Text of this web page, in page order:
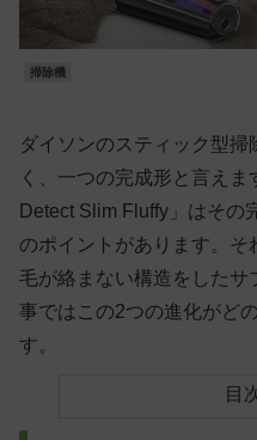
掃除機
ダイソンのスティック型
く、一つの完成形と言え
Detect Slim Fluffy」はその
のポイントがあります。
毛が絡まない構造をした
事ではこの2つの進化がど
す。
目